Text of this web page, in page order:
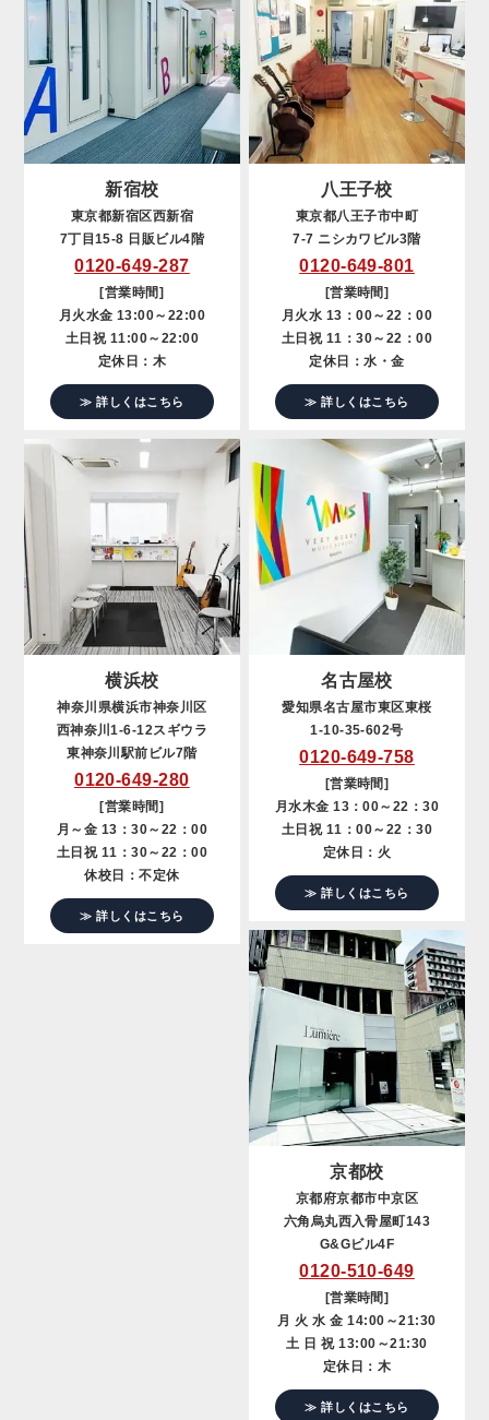
新宿校
東京都新宿区西新宿
7丁目15-8 日販ビル4階
0120-649-287
[営業時間]
月火水金 13:00～22:00
土日祝 11:00～22:00
定休日：木
≫ 詳しくはこちら
八王子校
東京都八王子市中町
7-7 ニシカワビル3階
0120-649-801
[営業時間]
月火水 13：00～22：00
土日祝 11：30～22：00
定休日：水・金
≫ 詳しくはこちら
横浜校
神奈川県横浜市神奈川区
西神奈川1-6-12スギウラ
東神奈川駅前ビル7階
0120-649-280
[営業時間]
月～金 13：30～22：00
土日祝 11：30～22：00
休校日：不定休
≫ 詳しくはこちら
名古屋校
愛知県名古屋市東区東桜
1-10-35-602号
0120-649-758
[営業時間]
月水木金 13：00～22：30
土日祝 11：00～22：30
定休日：火
≫ 詳しくはこちら
京都校
京都府京都市中京区
六角烏丸西入骨屋町143
G&Gビル4F
0120-510-649
[営業時間]
月 火 水 金 14:00～21:30
土 日 祝 13:00～21:30
定休日：木
≫ 詳しくはこちら